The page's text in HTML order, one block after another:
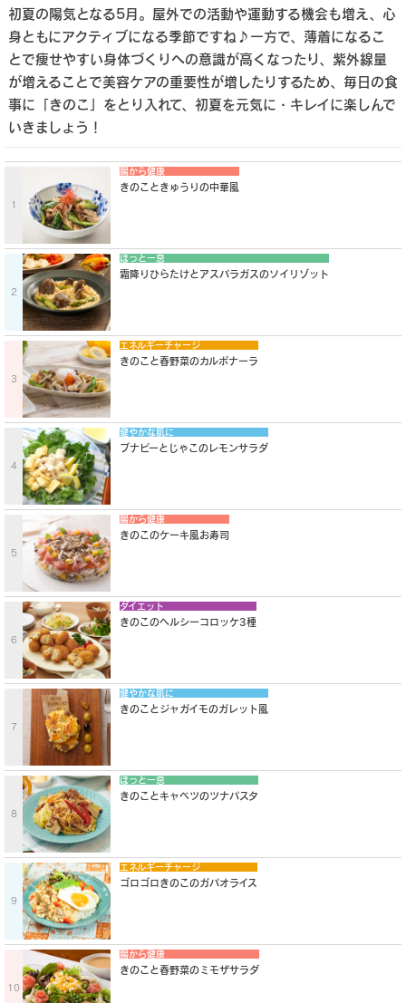
初夏の陽気となる5月。屋外での活動や運動する機会も増え、心
身ともにアクティブになる季節ですね♪一方で、薄着になるこ
とで痩せやすい身体づくりへの意識が高くなったり、紫外線量
が増えることで美容ケアの重要性が増したりするため、毎日の食
事に「きのこ」をとり入れて、初夏を元気に・キレイに楽しんで
いきましょう！
1
腸から健康
きのこときゅうりの中華風
2
ほっと一息
霜降りひらたけとアスパラガスのソイリゾット
3
エネルギーチャージ
きのこと春野菜のカルボナーラ
4
健やかな肌に
ブナピーとじゃこのレモンサラダ
5
腸から健康
きのこのケーキ風お寿司
6
ダイエット
きのこのヘルシーコロッケ3種
7
健やかな肌に
きのことジャガイモのガレット風
8
ほっと一息
きのことキャベツのツナパスタ
9
エネルギーチャージ
ゴロゴロきのこのガパオライス
10
腸から健康
きのこと春野菜のミモザサラダ